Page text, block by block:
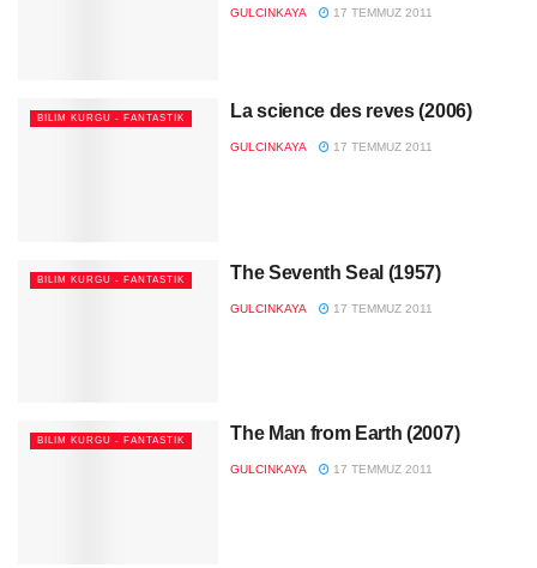
GULCINKAYA 17 TEMMUZ 2011
BILIM KURGU - FANTASTIK La science des reves (2006)
GULCINKAYA 17 TEMMUZ 2011
BILIM KURGU - FANTASTIK The Seventh Seal (1957)
GULCINKAYA 17 TEMMUZ 2011
BILIM KURGU - FANTASTIK The Man from Earth (2007)
GULCINKAYA 17 TEMMUZ 2011